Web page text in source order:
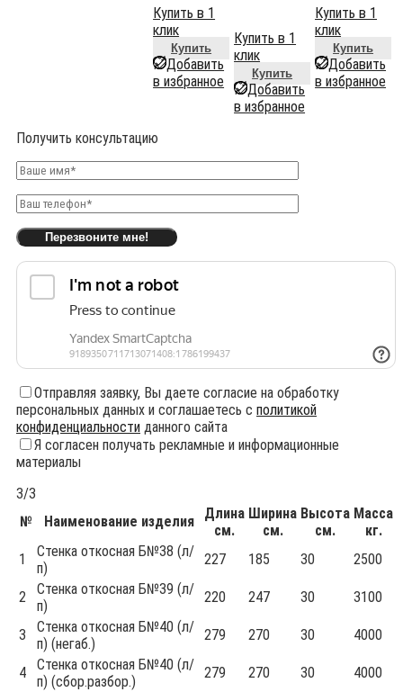
Купить в 1
клик
Купить
Добавить
в избранное
Купить в 1
клик
Купить
Добавить
в избранное
Купить в 1
клик
Купить
Добавить
в избранное
Получить консультацию
Отправляя заявку, Вы даете согласие на обработку
персональных данных и соглашаетесь с политикой
конфиденциальности данного сайта
Я согласен получать рекламные и информационные
материалы
3/3
№
Наименование изделия
Длина
см.
Ширина
см.
Высота
см.
Масса
кг.
1
Стенка откосная Б№38 (л/
п)
227 185 30 2500
2
Стенка откосная Б№39 (л/
п)
220 247 30 3100
3
Стенка откосная Б№40 (л/
п) (негаб.)
279 270 30 4000
4
Стенка откосная Б№40 (л/
п) (сбор.разбор.)
279 270 30 4000